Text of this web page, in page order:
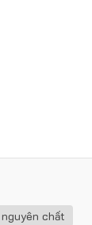
chất